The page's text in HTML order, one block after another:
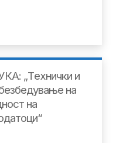
„Tехнички и
на
на